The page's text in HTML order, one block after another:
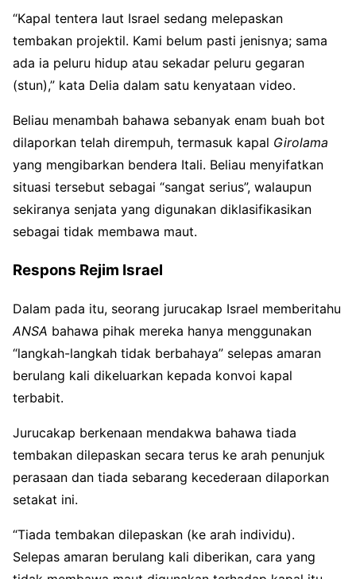
“Kapal tentera laut Israel sedang melepaskan
tembakan projektil. Kami belum pasti jenisnya; sama
ada ia peluru hidup atau sekadar peluru gegaran
(stun),” kata Delia dalam satu kenyataan video.
Beliau menambah bahawa sebanyak enam buah bot
dilaporkan telah dirempuh, termasuk kapal Girolama
yang mengibarkan bendera Itali. Beliau menyifatkan
situasi tersebut sebagai “sangat serius”, walaupun
sekiranya senjata yang digunakan diklasifikasikan
sebagai tidak membawa maut.
Respons Rejim Israel
Dalam pada itu, seorang jurucakap Israel memberitahu
ANSA bahawa pihak mereka hanya menggunakan
“langkah-langkah tidak berbahaya” selepas amaran
berulang kali dikeluarkan kepada konvoi kapal
terbabit.
Jurucakap berkenaan mendakwa bahawa tiada
tembakan dilepaskan secara terus ke arah penunjuk
perasaan dan tiada sebarang kecederaan dilaporkan
setakat ini.
“Tiada tembakan dilepaskan (ke arah individu).
Selepas amaran berulang kali diberikan, cara yang